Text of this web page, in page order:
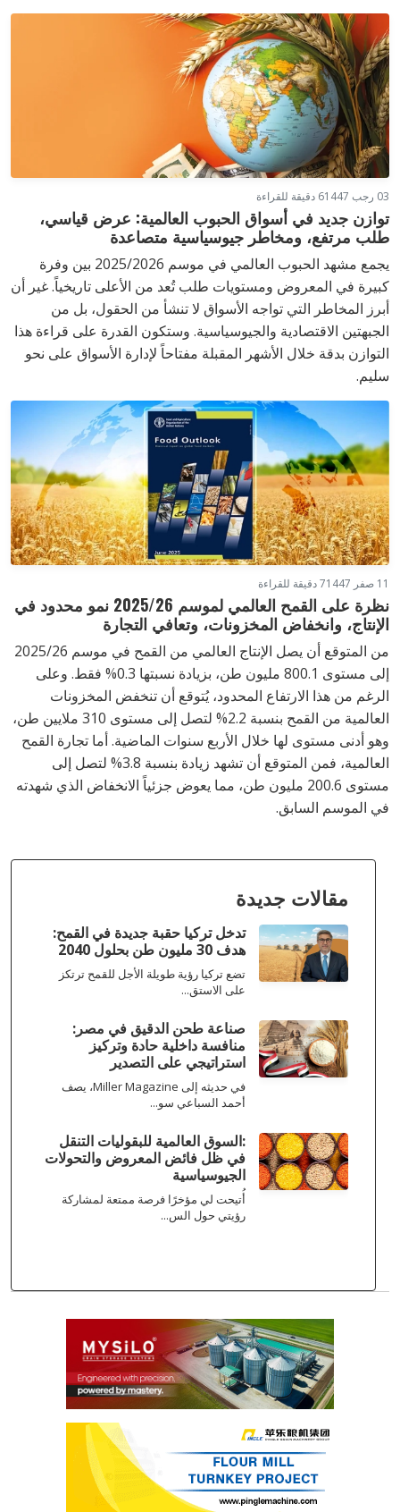
03 رجب 1447 6 دقيقة للقراءة
توازن جديد في أسواق الحبوب العالمية: عرض قياسي،
طلب مرتفع، ومخاطر جيوسياسية متصاعدة
يجمع مشهد الحبوب العالمي في موسم 2025/2026 بين وفرة
كبيرة في المعروض ومستويات طلب تُعد من الأعلى تاريخياً. غير أن
أبرز المخاطر التي تواجه الأسواق لا تنشأ من الحقول، بل من
الجبهتين الاقتصادية والجيوسياسية. وستكون القدرة على قراءة هذا
التوازن بدقة خلال الأشهر المقبلة مفتاحاً لإدارة الأسواق على نحو
سليم.
11 صفر 1447 7 دقيقة للقراءة
نظرة على القمح العالمي لموسم 2025/26 نمو محدود في
الإنتاج، وانخفاض المخزونات، وتعافي التجارة
من المتوقع أن يصل الإنتاج العالمي من القمح في موسم 2025/26
إلى مستوى 800.1 مليون طن، بزيادة نسبتها 0.3% فقط. وعلى
الرغم من هذا الارتفاع المحدود، يُتوقع أن تنخفض المخزونات
العالمية من القمح بنسبة 2.2% لتصل إلى مستوى 310 ملايين طن،
وهو أدنى مستوى لها خلال الأربع سنوات الماضية. أما تجارة القمح
العالمية، فمن المتوقع أن تشهد زيادة بنسبة 3.8% لتصل إلى
مستوى 200.6 مليون طن، مما يعوض جزئياً الانخفاض الذي شهدته
في الموسم السابق.
مقالات جديدة
تدخل تركيا حقبة جديدة في القمح:
هدف 30 مليون طن بحلول 2040
تضع تركيا رؤية طويلة الأجل للقمح ترتكز
على الاستق...
صناعة طحن الدقيق في مصر:
منافسة داخلية حادة وتركيز
استراتيجي على التصدير
في حديثه إلى Miller Magazine، يصف
أحمد السباعي سو...
:السوق العالمية للبقوليات التنقل
في ظل فائض المعروض والتحولات
الجيوسياسية
أُتيحت لي مؤخرًا فرصة ممتعة لمشاركة
رؤيتي حول الس...